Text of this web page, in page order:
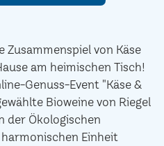
Zusammenspiel von Käse
am heimischen Tisch!
Genuss-Event "Käse &
Bioweine von Riegel
der Ökologischen
Einheit